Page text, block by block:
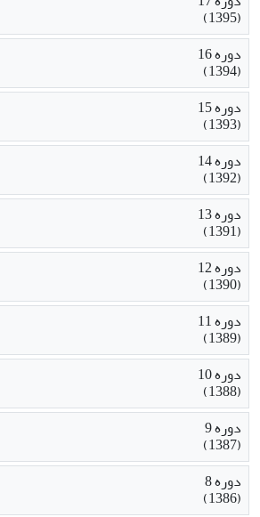
(1395)
دوره 16
(1394)
دوره 15
(1393)
دوره 14
(1392)
دوره 13
(1391)
دوره 12
(1390)
دوره 11
(1389)
دوره 10
(1388)
دوره 9
(1387)
دوره 8
(1386)